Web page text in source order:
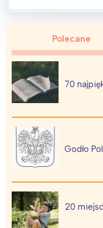
Polecane
70
Godło
20